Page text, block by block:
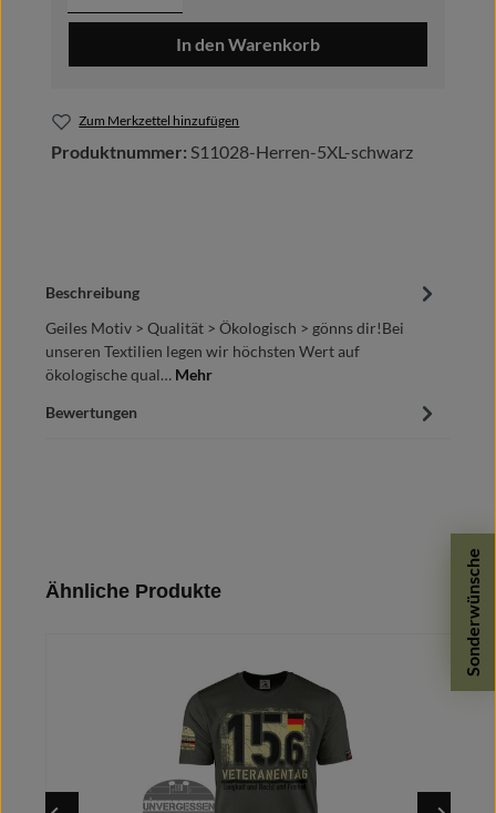
In den Warenkorb
Zum Merkzettel hinzufügen
Produktnummer: S11028-Herren-5XL-schwarz
Sonderwünsche
Beschreibung
Geiles Motiv > Qualität > Ökologisch > gönns dir!Bei
unseren Textilien legen wir höchsten Wert auf
ökologische qual… Mehr
Bewertungen
Produktgalerie überspringen
Ähnliche Produkte